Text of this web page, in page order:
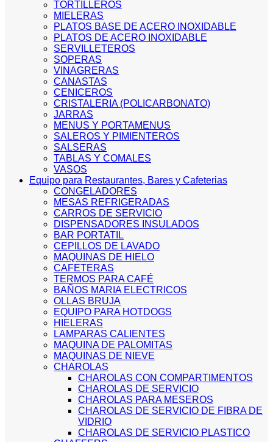
TORTILLEROS
MIELERAS
PLATOS BASE DE ACERO INOXIDABLE
PLATOS DE ACERO INOXIDABLE
SERVILLETEROS
SOPERAS
VINAGRERAS
CANASTAS
CENICEROS
CRISTALERIA (POLICARBONATO)
JARRAS
MENUS Y PORTAMENUS
SALEROS Y PIMIENTEROS
SALSERAS
TABLAS Y COMALES
VASOS
Equipo para Restaurantes, Bares y Cafeterias
CONGELADORES
MESAS REFRIGERADAS
CARROS DE SERVICIO
DISPENSADORES INSULADOS
BAR PORTATIL
CEPILLOS DE LAVADO
MAQUINAS DE HIELO
CAFETERAS
TERMOS PARA CAFÉ
BAÑOS MARIA ELECTRICOS
OLLAS BRUJA
EQUIPO PARA HOTDOGS
HIELERAS
LAMPARAS CALIENTES
MAQUINA DE PALOMITAS
MAQUINAS DE NIEVE
CHAROLAS
CHAROLAS CON COMPARTIMENTOS
CHAROLAS DE SERVICIO
CHAROLAS PARA MESEROS
CHAROLAS DE SERVICIO DE FIBRA DE
VIDRIO
CHAROLAS DE SERVICIO PLASTICO